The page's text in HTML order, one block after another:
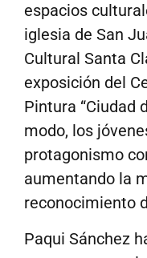
espacios
iglesia de San
Cultural Santa
exposición del
Pintura “Ciudad
modo, los
protagonismo
aumentando la
reconocimiento
Paqui Sánchez